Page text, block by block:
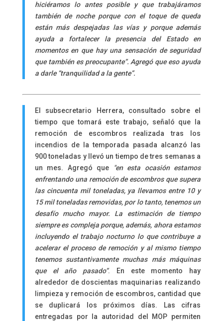
hiciéramos lo antes posible y que trabajáramos
también de noche porque con el toque de queda
están más despejadas las vías y porque además
ayuda a fortalecer la presencia del Estado en
momentos en que hay una sensación de seguridad
que también es preocupante”. Agregó que eso ayuda
a darle “tranquilidad a la gente”.
El subsecretario Herrera, consultado sobre el
tiempo que tomará este trabajo, señaló que la
remoción de escombros realizada tras los
incendios de la temporada pasada alcanzó las
900 toneladas y llevó un tiempo de tres semanas a
un mes. Agregó que ″en esta ocasión estamos
enfrentando una remoción de escombros que supera
las cincuenta mil toneladas, ya llevamos entre 10 y
15 mil toneladas removidas, por lo tanto, tenemos un
desafío mucho mayor. La estimación de tiempo
siempre es compleja porque, además, ahora estamos
incluyendo el trabajo nocturno lo que contribuye a
acelerar el proceso de remoción y al mismo tiempo
tenemos sustantivamente muchas más máquinas
que el año pasado”. En este momento hay
alrededor de doscientas maquinarias realizando
limpieza y remoción de escombros, cantidad que
se duplicará los próximos días. Las cifras
entregadas por la autoridad del MOP permiten